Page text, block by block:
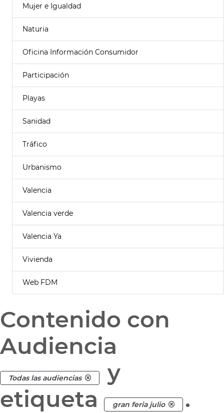
Mujer e Igualdad
Naturia
Oficina Información Consumidor
Participación
Playas
Sanidad
Tráfico
Urbanismo
Valencia
Valencia verde
Valencia Ya
Vivienda
Web FDM
Contenido con
Audiencia
Todas las audiencias
y
etiqueta
gran feria julio .